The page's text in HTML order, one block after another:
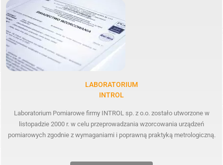
LABORATORIUM
INTROL
Laboratorium Pomiarowe firmy INTROL sp. z o.o. zostało utworzone w
listopadzie 2000 r. w celu przeprowadzania wzorcowania urządzeń
pomiarowych zgodnie z wymaganiami i poprawną praktyką metrologiczną.